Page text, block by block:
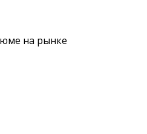
на рынке